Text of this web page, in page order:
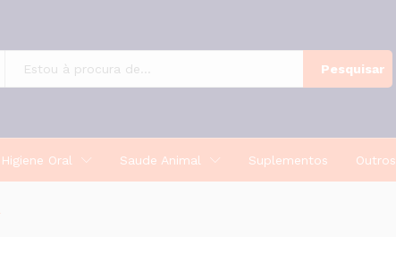
Pesquisar
Higiene Oral Saude Animal Suplementos Outros